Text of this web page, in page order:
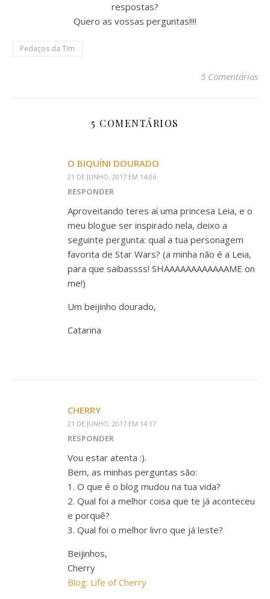
respostas?
Quero as vossas perguntas!!!!
Pedaços da Tim
5 Comentários
5 COMENTÁRIOS
O BIQUÍNI DOURADO
21 DE JUNHO, 2017 EM 14:06
RESPONDER
Aproveitando teres aí uma princesa Leia, e o
meu blogue ser inspirado nela, deixo a
seguinte pergunta: qual a tua personagem
favorita de Star Wars? (a minha não é a Leia,
para que saibassss! SHAAAAAAAAAAAAME on
me!)
Um beijinho dourado,
Catarina
CHERRY
21 DE JUNHO, 2017 EM 14:17
RESPONDER
Vou estar atenta :).
Bem, as minhas perguntas são:
1. O que é o blog mudou na tua vida?
2. Qual foi a melhor coisa que te já aconteceu
e porquê?
3. Qual foi o melhor livro que já leste?
Beijinhos,
Cherry
Blog: Life of Cherry